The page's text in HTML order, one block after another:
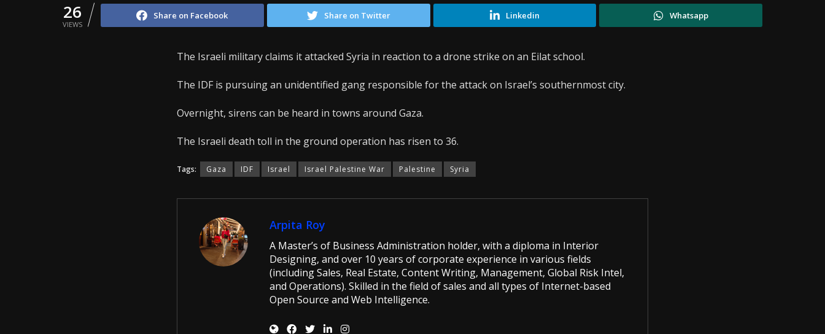
26
VIEWS
Share on Facebook Share on Twitter Linkedin Whatsapp
The Israeli military claims it attacked Syria in reaction to a drone strike on an Eilat school.
The IDF is pursuing an unidentified gang responsible for the attack on Israel’s southernmost city.
Overnight, sirens can be heard in towns around Gaza.
The Israeli death toll in the ground operation has risen to 36.
Tags: Gaza IDF Israel Israel Palestine War Palestine Syria
Arpita Roy
A Master’s of Business Administration holder, with a diploma in Interior
Designing, and over 10 years of corporate experience in various fields
(including Sales, Real Estate, Content Writing, Management, Global Risk Intel,
and Operations). Skilled in the field of sales and all types of Internet-based
Open Source and Web Intelligence.